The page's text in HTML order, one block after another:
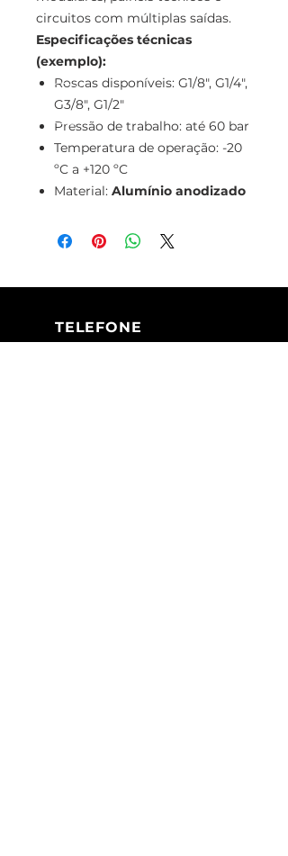
circuitos com múltiplas saídas.
Especificações técnicas
(exemplo):
Roscas disponíveis: G1/8", G1/4",
G3/8", G1/2"
Pressão de trabalho: até 60 bar
Temperatura de operação: -20
ºC a +120 ºC
Material: Alumínio anodizado
TELEFONE